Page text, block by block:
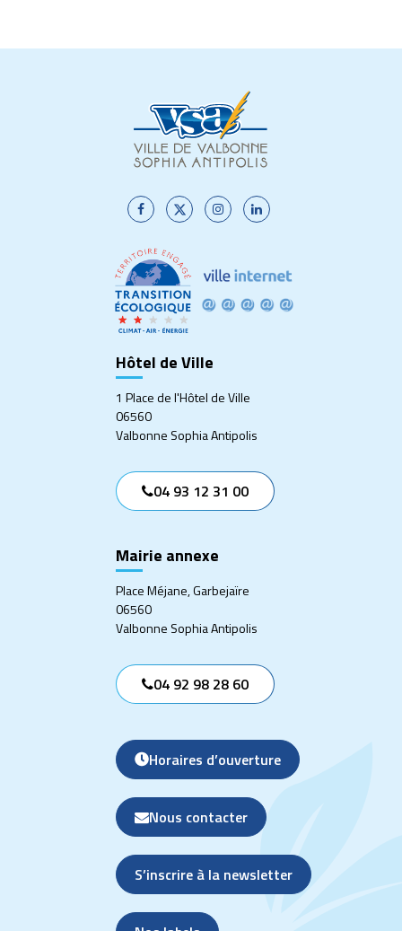
Lien
le
compte
Facebook
Lien
compte
Twitter
Lien
compte
Instagram
Lien
compte
Linkedin
Hôtel de Ville
1 Place de l'Hôtel de Ville
06560
Valbonne Sophia Antipolis
04 93 12 31 00
Mairie annexe
Place Méjane, Garbejaïre
06560
Valbonne Sophia Antipolis
04 92 98 28 60
Horaires d’ouverture
Nous contacter
S’inscrire à la newsletter